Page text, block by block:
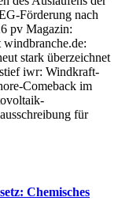
Förderung nach
pv Magazin:
stark überzeichnet
iwr: Windkraft-
Comeback im
für
Chemisches